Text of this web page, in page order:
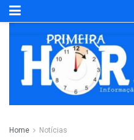
Home Notícias